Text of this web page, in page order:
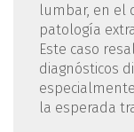
lumbar, en el
patología
Este caso
diagnósticos
la esperada